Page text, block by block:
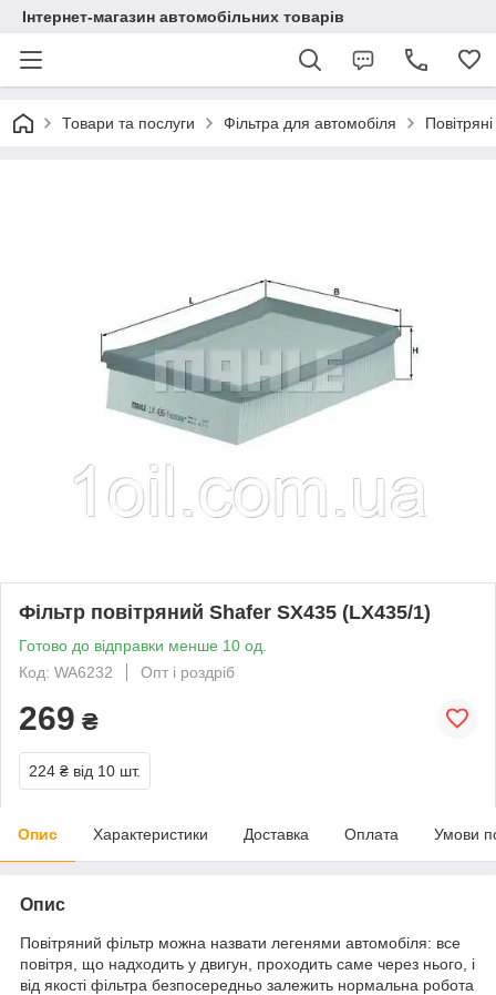
Інтернет-магазин автомобільних товарів
Товари та послуги Фільтра для автомобіля
Фільтр повітряний Shafer SX435 (LX435/1)
Готово до відправки менше 10 од.
Код: WA6232
Опт і роздріб
269 ₴
224 ₴ від 10 шт.
Опис Характеристики Доставка Оплата Умови
Опис
Повітряний фільтр можна назвати легенями автомобіля: все
повітря, що надходить у двигун, проходить саме через нього, і
від якості фільтра безпосередньо залежить нормальна робота